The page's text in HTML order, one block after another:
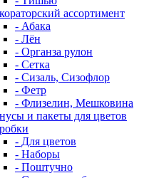
ассортимент
- Абака
- Лён
- Органза рулон
- Сетка
- Сизаль, Сизофлор
- Фетр
- Флизелин, Мешковина
и пакеты для цветов
- Для цветов
- Наборы
- Поштучно